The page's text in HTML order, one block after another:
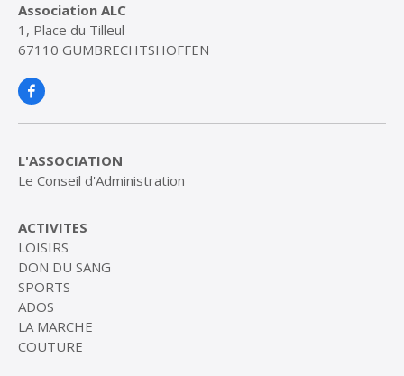
Association ALC
1, Place du Tilleul
67110 GUMBRECHTSHOFFEN
L'ASSOCIATION
Le Conseil d'Administration
ACTIVITES
LOISIRS
DON DU SANG
SPORTS
ADOS
LA MARCHE
COUTURE